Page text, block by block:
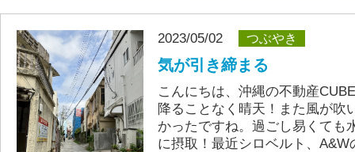
2023/05/02 つぶやき
気が引き締まる
こんにちは、沖縄の不動産
降ることなく晴天！また風が吹
かったですね。過ごし易くても
に摂取！最近シロベルト、